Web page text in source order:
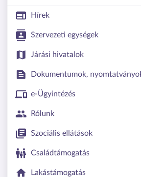
Hírek
Szervezeti egységek
Járási hivatalok
Dokumentumok,
e-Ügyintézés
Rólunk
Szociális ellátások
Családtámogatás
Lakástámogatás